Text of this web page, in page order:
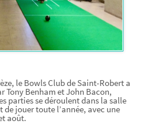
le Bowls Club de Saint-Robert a
Tony Benham et John Bacon,
parties se déroulent dans la salle
de jouer toute l’année, avec une
août.